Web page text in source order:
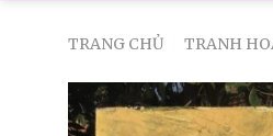
TRANG CHỦ TRANH